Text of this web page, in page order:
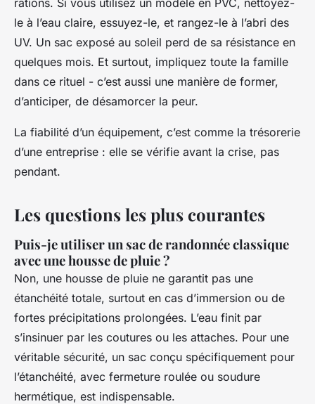
le à l’eau claire, essuyez-le, et rangez-le à l’abri des
UV. Un sac exposé au soleil perd de sa résistance en
quelques mois. Et surtout, impliquez toute la famille
dans ce rituel - c’est aussi une manière de former,
d’anticiper, de désamorcer la peur.
La fiabilité d’un équipement, c’est comme la trésorerie
d’une entreprise : elle se vérifie avant la crise, pas
pendant.
Les questions les plus courantes
Puis-je utiliser un sac de randonnée classique
avec une housse de pluie ?
Non, une housse de pluie ne garantit pas une
étanchéité totale, surtout en cas d’immersion ou de
fortes précipitations prolongées. L’eau finit par
s’insinuer par les coutures ou les attaches. Pour une
véritable sécurité, un sac conçu spécifiquement pour
l’étanchéité, avec fermeture roulée ou soudure
hermétique, est indispensable.